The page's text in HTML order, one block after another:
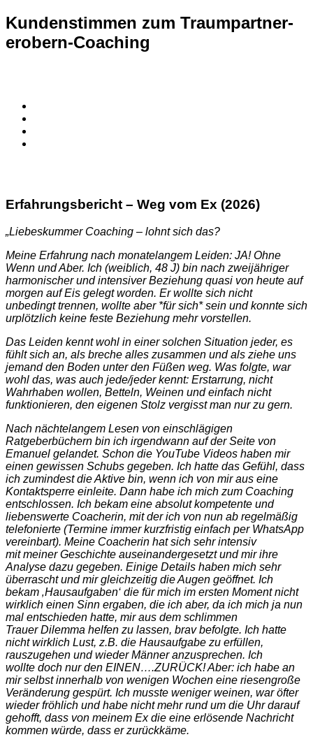
Kundenstimmen zum Traumpartner-
erobern-Coaching
Erfahrungsbericht – Weg vom Ex (2026)
„Liebeskummer Coaching – lohnt sich das?
Meine Erfahrung nach monatelangem Leiden: JA! Ohne
Wenn und Aber. Ich (weiblich, 48 J) bin nach zweijähriger
harmonischer und intensiver Beziehung quasi von heute auf
morgen auf Eis gelegt worden. Er wollte sich nicht
unbedingt trennen, wollte aber *für sich* sein und konnte sich
urplötzlich keine feste Beziehung mehr vorstellen.
Das Leiden kennt wohl in einer solchen Situation jeder, es
fühlt sich an, als breche alles zusammen und als ziehe uns
jemand den Boden unter den Füßen weg. Was folgte, war
wohl das, was auch jede/jeder kennt: Erstarrung, nicht
Wahrhaben wollen, Betteln, Weinen und einfach nicht
funktionieren, den eigenen Stolz vergisst man nur zu gern.
Nach nächtelangem Lesen von einschlägigen
Ratgeberbüchern bin ich irgendwann auf der Seite von
Emanuel gelandet. Schon die YouTube Videos haben mir
einen gewissen Schubs gegeben. Ich hatte das Gefühl, dass
ich zumindest die Aktive bin, wenn ich von mir aus eine
Kontaktsperre einleite. Dann habe ich mich zum Coaching
entschlossen. Ich bekam eine absolut kompetente und
liebenswerte Coacherin, mit der ich von nun ab regelmäßig
telefonierte (Termine immer kurzfristig einfach per WhatsApp
vereinbart). Meine Coacherin hat sich sehr intensiv
mit meiner Geschichte auseinandergesetzt und mir ihre
Analyse dazu gegeben. Einige Details haben mich sehr
überrascht und mir gleichzeitig die Augen geöffnet. Ich
bekam ‚Hausaufgaben‘ die für mich im ersten Moment nicht
wirklich einen Sinn ergaben, die ich aber, da ich mich ja nun
mal entschieden hatte, mir aus dem schlimmen
Trauer Dilemma helfen zu lassen, brav befolgte. Ich hatte
nicht wirklich Lust, z.B. die Hausaufgabe zu erfüllen,
rauszugehen und wieder Männer anzusprechen. Ich
wollte doch nur den EINEN….ZURÜCK! Aber: ich habe an
mir selbst innerhalb von wenigen Wochen eine riesengroße
Veränderung gespürt. Ich musste weniger weinen, war öfter
wieder fröhlich und habe nicht mehr rund um die Uhr darauf
gehofft, dass von meinem Ex die eine erlösende Nachricht
kommen würde, dass er zurückkäme.